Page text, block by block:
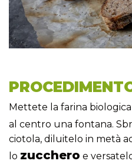
Mettete la farina
al centro una fontana.
ciotola, diluitelo in metà
lo zucchero e